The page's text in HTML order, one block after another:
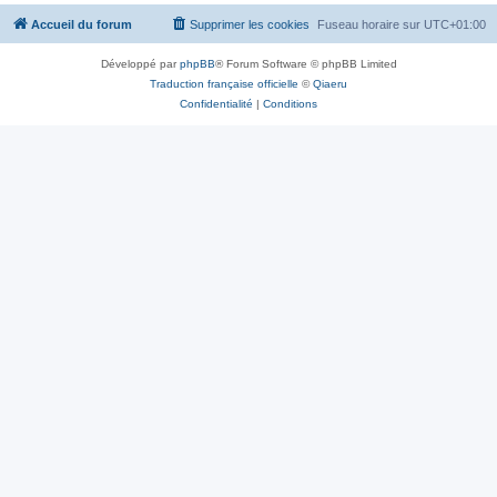
Accueil du forum Fuseau horaire sur UTC+01:00
Supprimer les cookies
Développé parphpBB® Forum Software © phpBB Limited
Traduction française officielle ©Qiaeru
Confidentialité | Conditions